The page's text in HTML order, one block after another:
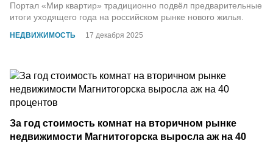
НЕДВИЖИМОСТЬ 17 декабря 2025
Портал «Мир квартир» традиционно подвёл предварительные
итоги уходящего года на российском рынке нового жилья.
За год стоимость комнат на вторичном рынке
недвижимости Магнитогорска выросла аж на 40